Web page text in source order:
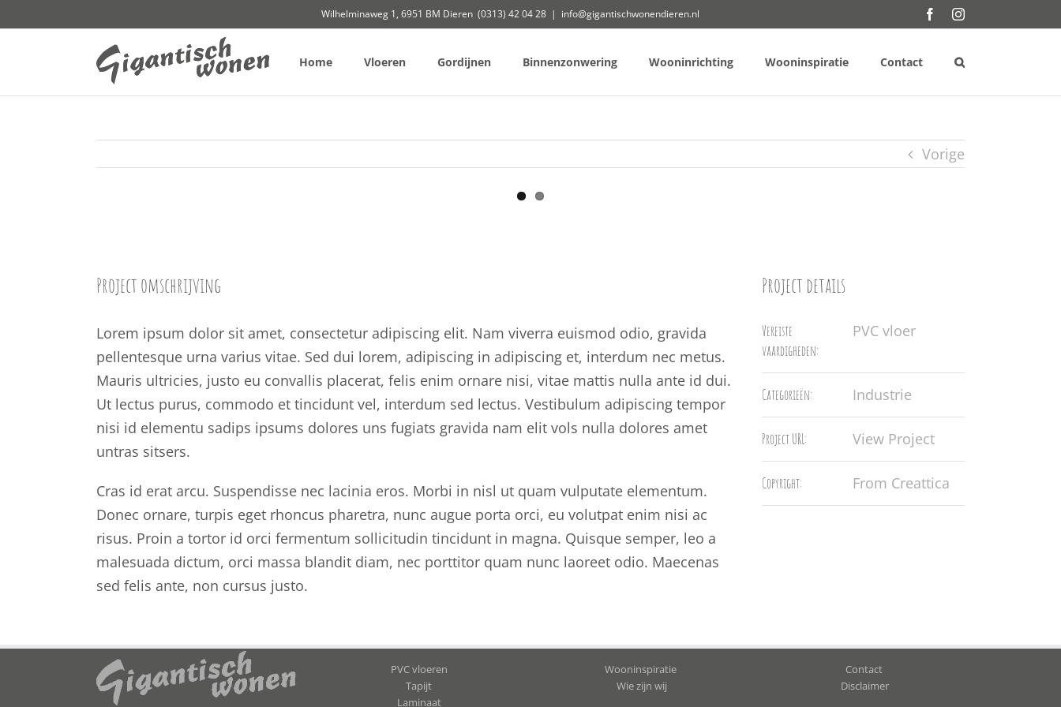
naar
Wilhelminaweg 1, 6951 BM Dieren (0313) 42 04 28 | info@gigantischwonendieren.nl FacebookInstagram
Home Vloeren Gordijnen Binnenzonwering Wooninrichting Wooninspiratie Contact
Vorige
Image
Project omschrijving
Lorem ipsum dolor sit amet, consectetur adipiscing elit. Nam viverra euismod odio, gravida
pellentesque urna varius vitae. Sed dui lorem, adipiscing in adipiscing et, interdum nec metus.
Mauris ultricies, justo eu convallis placerat, felis enim ornare nisi, vitae mattis nulla ante id dui.
Ut lectus purus, commodo et tincidunt vel, interdum sed lectus. Vestibulum adipiscing tempor
nisi id elementu sadips ipsums dolores uns fugiats gravida nam elit vols nulla dolores amet
untras sitsers.
Cras id erat arcu. Suspendisse nec lacinia eros. Morbi in nisl ut quam vulputate elementum.
Donec ornare, turpis eget rhoncus pharetra, nunc augue porta orci, eu volutpat enim nisi ac
risus. Proin a tortor id orci fermentum sollicitudin tincidunt in magna. Quisque semper, leo a
malesuada dictum, orci massa blandit diam, nec porttitor quam nunc laoreet odio. Maecenas
sed felis ante, non cursus justo.
Project details
Vereiste
vaardigheden:
PVC vloer
Categorieën: Industrie
Project URL: View Project
Copyright: From Creattica
PVC vloeren
Tapijt
Laminaat
Wooninspiratie
Wie zijn wij
Contact
Disclaimer